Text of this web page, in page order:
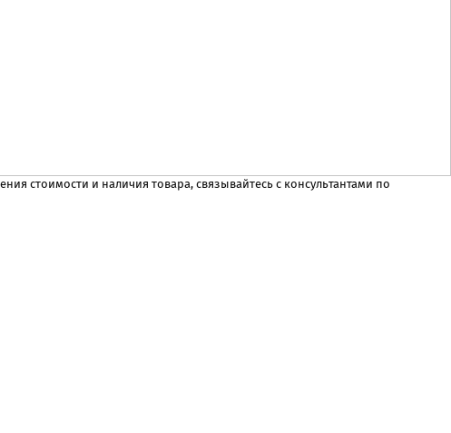
стоимости и наличия товара, связывайтесь с консультантами по